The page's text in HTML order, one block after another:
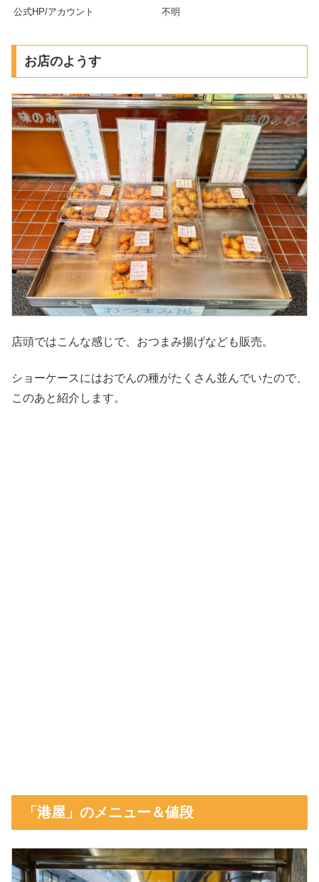
公式HP/アカウント 不明
お店のようす
店頭ではこんな感じで、おつまみ揚げなども販売。
ショーケースにはおでんの種がたくさん並んでいたので、
このあと紹介します。
「港屋」のメニュー＆値段